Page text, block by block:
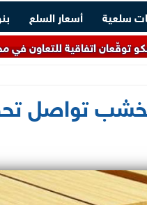
سلعية أسعار السلع
للتعاون في مجال حماية
تواصل